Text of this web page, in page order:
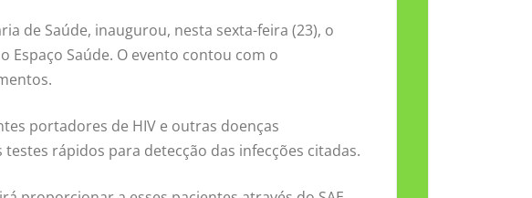
de Saúde, inaugurou, nesta sexta-feira (23), o
Espaço Saúde. O evento contou com o
portadores de HIV e outras doenças
rápidos para detecção das infecções citadas.